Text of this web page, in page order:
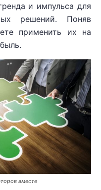
и импульса для
решений. Поняв
применить их на
вместе